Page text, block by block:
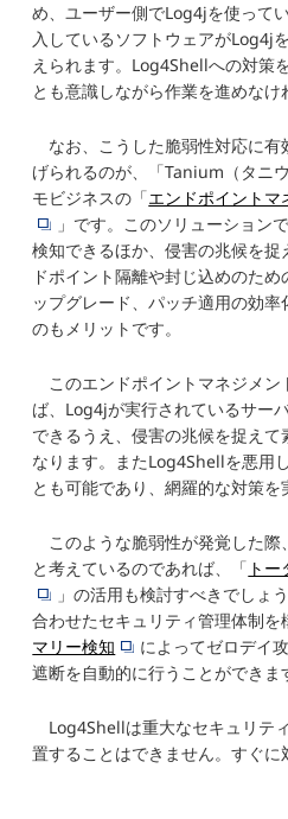
め、ユーザー側でLog4jを使って
入しているソフトウェアがLog4j
えられます。Log4Shellへの対策
とも意識しながら作業を進めなけ
なお、こうした脆弱性対応に
げられるのが、「Tanium（タニ
モビジネスの「エンドポイントマ
」です。このソリューション
検知できるほか、侵害の兆候を
ドポイント隔離や封じ込めのた
ップグレード、パッチ適用の効
のもメリットです。
このエンドポイントマネジメ
ば、Log4jが実行されているサー
できるうえ、侵害の兆候を捉え
なります。またLog4Shellを悪用
とも可能であり、網羅的な対策を
このような脆弱性が発覚した
と考えているのであれば、「 ト
」の活用も検討すべきでしょ
合わせたセキュリティ管理体制を
マリー検知
によってゼロデイ
遮断を自動的に行うことができま
Log4Shellは重大なセキュリテ
置することはできません。すぐに